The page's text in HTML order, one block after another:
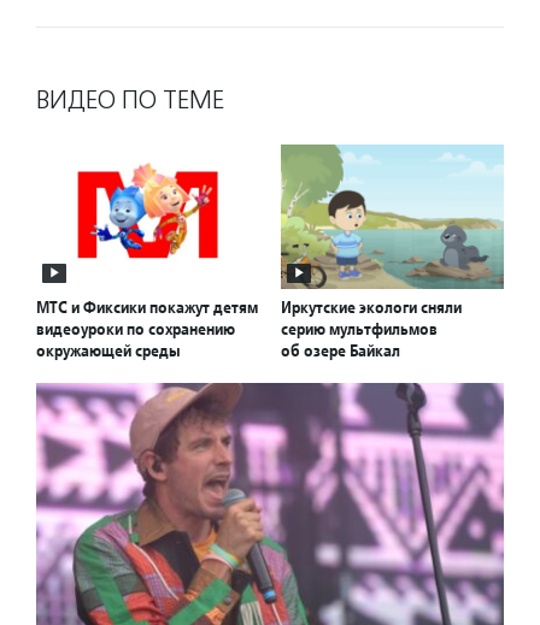
ВИДЕО ПО ТЕМЕ
МТС и Фиксики покажут детям
видеоуроки по сохранению
окружающей среды
Иркутские экологи сняли
серию мультфильмов
об озере Байкал